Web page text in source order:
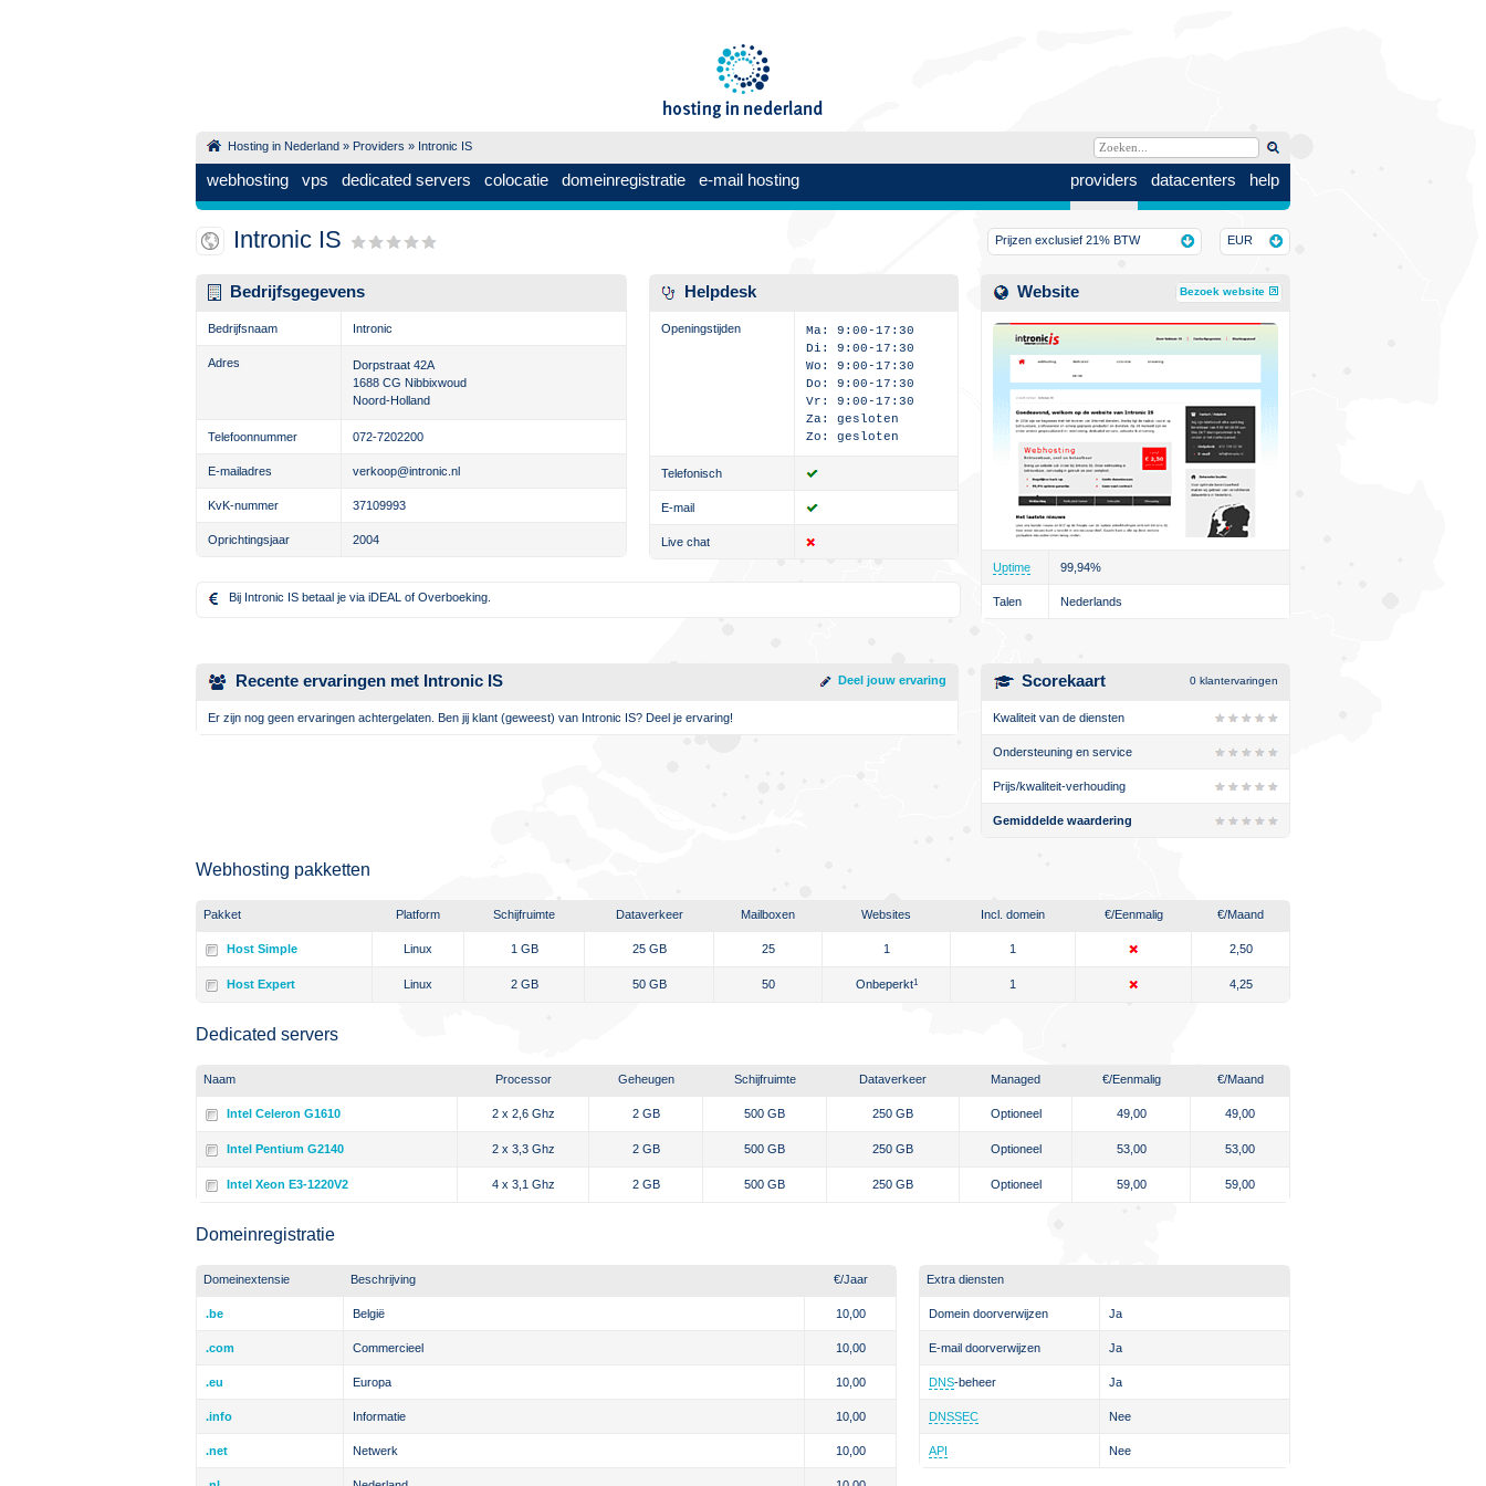
Hosting in Nederland » Providers » Intronic IS
providers datacenters help
webhosting vps dedicated servers colocatie domeinregistratie e-mail hosting
EUR
Prijzen exclusief 21% BTW
Intronic IS
Bedrijfsgegevens
Bedrijfsnaam Intronic
Adres
Dorpstraat 42A
1688 CG Nibbixwoud
Noord-Holland
Telefoonnummer 072-7202200
E-mailadres verkoop@intronic.nl
KvK-nummer 37109993
Oprichtingsjaar 2004
Helpdesk
Openingstijden
Ma: 9:00-17:30
Di: 9:00-17:30
Wo: 9:00-17:30
Do: 9:00-17:30
Vr: 9:00-17:30
Za: gesloten
Zo: gesloten
Telefonisch
E-mail
Live chat
Bezoek website
Website
Uptime 99,94%
Talen Nederlands
Bij Intronic IS betaal je via iDEAL of Overboeking.
Recente ervaringen met Intronic IS Deel jouw ervaring
Er zijn nog geen ervaringen achtergelaten. Ben jij klant (geweest) van Intronic IS? Deel je ervaring!
Scorekaart 0 klantervaringen
Kwaliteit van de diensten
Ondersteuning en service
Prijs/kwaliteit-verhouding
Gemiddelde waardering
Webhosting pakketten
Pakket Platform Schijfruimte Dataverkeer Mailboxen Websites Incl. domein €/Eenmalig €/Maand
Host Simple Linux 1 GB 25 GB 25 1 1 2,50
Host Expert Linux 2 GB 50 GB 50 Onbeperkt1 1 4,25
Dedicated servers
Naam Processor Geheugen Schijfruimte Dataverkeer Managed €/Eenmalig €/Maand
Intel Celeron G1610 2 x 2,6 Ghz 2 GB 500 GB 250 GB Optioneel 49,00 49,00
Intel Pentium G2140 2 x 3,3 Ghz 2 GB 500 GB 250 GB Optioneel 53,00 53,00
Intel Xeon E3-1220V2 4 x 3,1 Ghz 2 GB 500 GB 250 GB Optioneel 59,00 59,00
Domeinregistratie
Extra diensten
Domein doorverwijzen Ja
E-mail doorverwijzen Ja
DNS-beheer Ja
DNSSEC Nee
API Nee
Domeinextensie Beschrijving €/Jaar
.be België 10,00
.com Commercieel 10,00
.eu Europa 10,00
.info Informatie 10,00
.net Netwerk 10,00